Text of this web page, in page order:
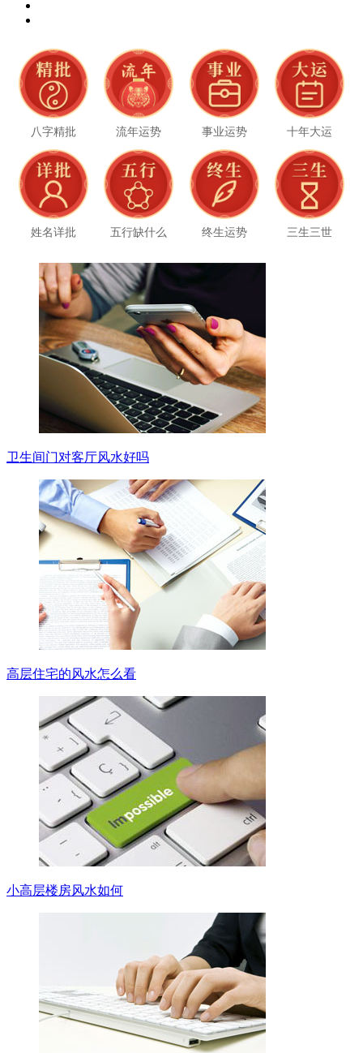
八字精批 流年运势 事业运势 十年大运
姓名详批 五行缺什么 终生运势 三生三世
卫生间门对客厅风水好吗
高层住宅的风水怎么看
小高层楼房风水如何